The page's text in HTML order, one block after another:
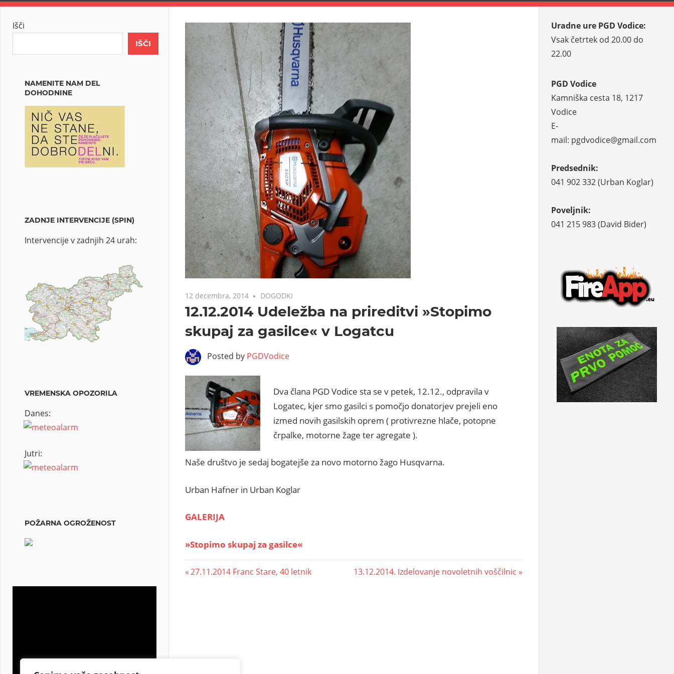
12 decembra, 2014 DOGODKI
12.12.2014 Udeležba na prireditvi »Stopimo
skupaj za gasilce« v Logatcu
Posted by PGDVodice
Dva člana PGD Vodice sta se v petek, 12.12., odpravila v
Logatec, kjer smo gasilci s pomočjo donatorjev prejeli eno
izmed novih gasilskih oprem ( protivrezne hlače, potopne
črpalke, motorne žage ter agregate ).
Naše društvo je sedaj bogatejše za novo motorno žago Husqvarna.
Urban Hafner in Urban Koglar
GALERIJA
»Stopimo skupaj za gasilce«
27.11.2014 Franc Stare, 40 letnik 13.12.2014. Izdelovanje novoletnih voščilnic
Išči
IŠČI
NAMENITE NAM DEL
DOHODNINE
ZADNJE INTERVENCIJE (SPIN)
Intervencije v zadnjih 24 urah:
VREMENSKA OPOZORILA
Danes:
Jutri:
POŽARNA OGROŽENOST
Uradne ure PGD Vodice:
Vsak četrtek od 20.00 do
22.00
PGD Vodice
Kamniška cesta 18, 1217
Vodice
E-
mail: pgdvodice@gmail.com
Predsednik:
041 902 332 (Urban Koglar)
Poveljnik:
041 215 983 (David Bider)